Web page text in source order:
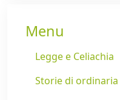
Menu
Legge e Celiachia
Storie di ordinaria